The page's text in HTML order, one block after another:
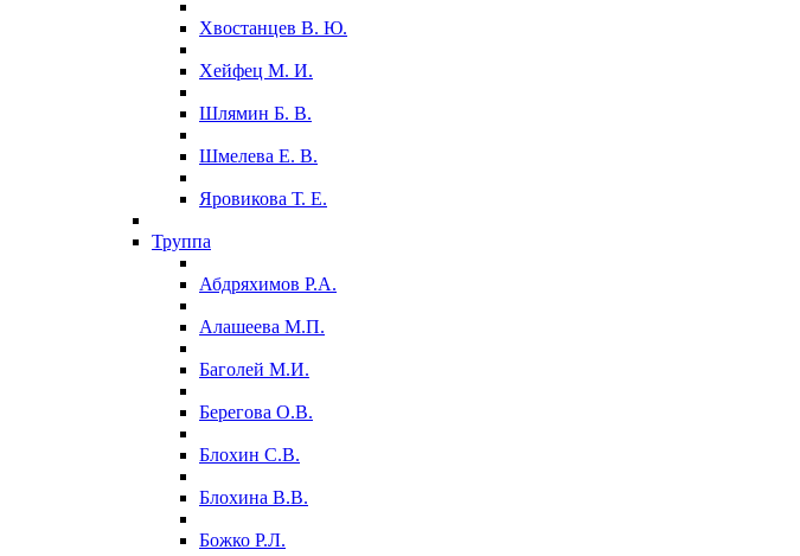
Хвостанцев В. Ю.
Хейфец М. И.
Шлямин Б. В.
Шмелева Е. В.
Яровикова Т. Е.
Труппа
Абдряхимов Р.А.
Алашеева М.П.
Баголей М.И.
Берегова О.В.
Блохин С.В.
Блохина В.В.
Божко Р.Л.